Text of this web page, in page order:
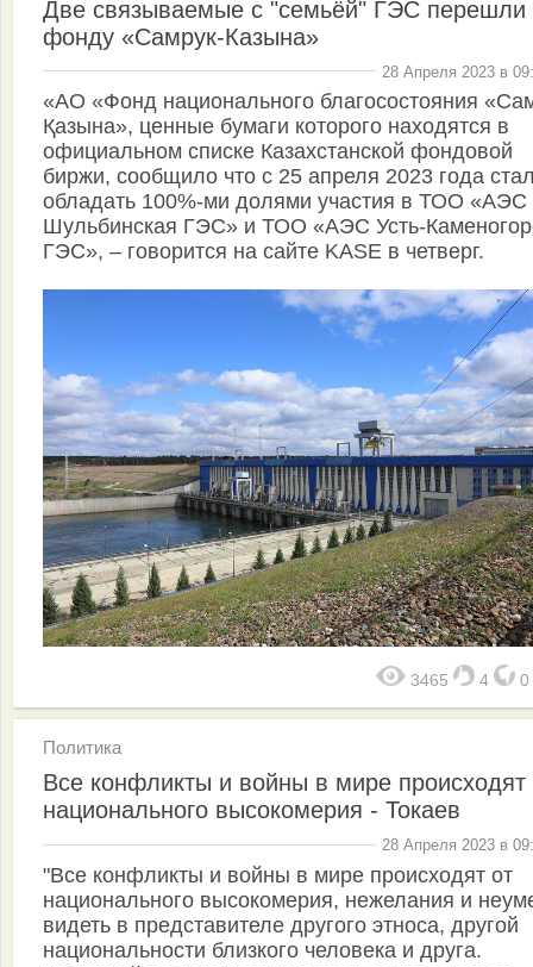
Две связываемые с "семьёй" ГЭС перешли
фонду «Самрук-Казына»
28 Апреля 2023 в
«АО «Фонд национального благосостояния
Қазына», ценные бумаги которого находятся в
официальном списке Казахстанской фондовой
биржи, сообщило что с 25 апреля 2023 года
обладать 100%-ми долями участия в ТОО «АЭС
Шульбинская ГЭС» и ТОО «АЭС Усть-
ГЭС», – говорится на сайте KASE в четверг.
3465 4 0
Политика
Все конфликты и войны в мире происходят
национального высокомерия - Токаев
28 Апреля 2023 в
"Все конфликты и войны в мире происходят от
национального высокомерия, нежелания и
видеть в представителе другого этноса, другой
национальности близкого человека и друга.